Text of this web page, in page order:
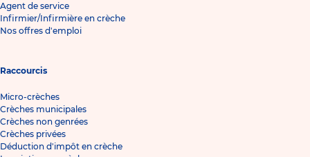
Agent de service
Infirmier/Infirmière en crèche
Nos offres d'emploi
Raccourcis
Micro-crèches
Crèches municipales
Crèches non genrées
Crèches privées
Déduction d'impôt en crèche